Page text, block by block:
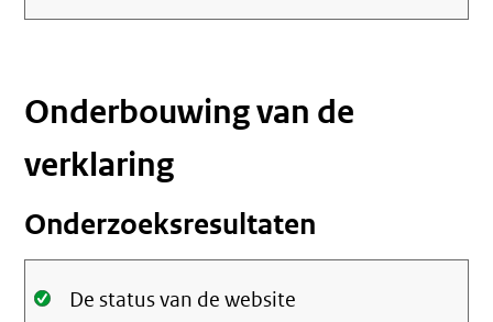
Onderbouwing van de
verklaring
Onderzoeksresultaten
Oké.
De status van de website